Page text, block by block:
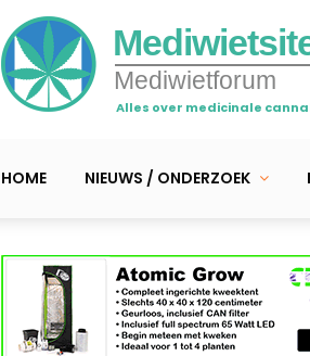
Mediwietforum
Alles over medicinale
HOME NIEUWS / ONDERZOEK
Onderzoek: